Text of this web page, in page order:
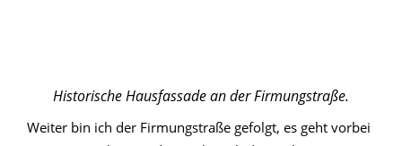
Historische Hausfassade an der Firmungstraße.
Weiter bin ich der Firmungstraße gefolgt, es geht vorbei